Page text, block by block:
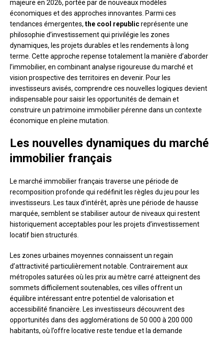
majeure en 2026, portée par de nouveaux modèles
économiques et des approches innovantes. Parmi ces
tendances émergentes, the cool republicreprésente une
philosophie d’investissement qui privilégie les zones
dynamiques, les projets durables et les rendements à long
terme. Cette approche repense totalement la manière d’aborder
l’immobilier, en combinant analyse rigoureuse du marché et
vision prospective des territoires en devenir. Pour les
investisseurs avisés, comprendre ces nouvelles logiques devient
indispensable pour saisir les opportunités de demain et
construire un patrimoine immobilier pérenne dans un contexte
économique en pleine mutation.
Les nouvelles dynamiques du marché
immobilier français
Le marché immobilier français traverse une période de
recomposition profonde qui redéfinit les règles du jeu pour les
investisseurs. Les taux d’intérêt, après une période de hausse
marquée, semblent se stabiliser autour de niveaux qui restent
historiquement acceptables pour les projets d’investissement
locatif bien structurés.
Les zones urbaines moyennes connaissent un regain
d’attractivité particulièrement notable. Contrairement aux
métropoles saturées où les prix au mètre carré atteignent des
sommets difficilement soutenables, ces villes offrent un
équilibre intéressant entre potentiel de valorisation et
accessibilité financière. Les investisseurs découvrent des
opportunités dans des agglomérations de 50 000 à 200 000
habitants, où l’offre locative reste tendue et la demande